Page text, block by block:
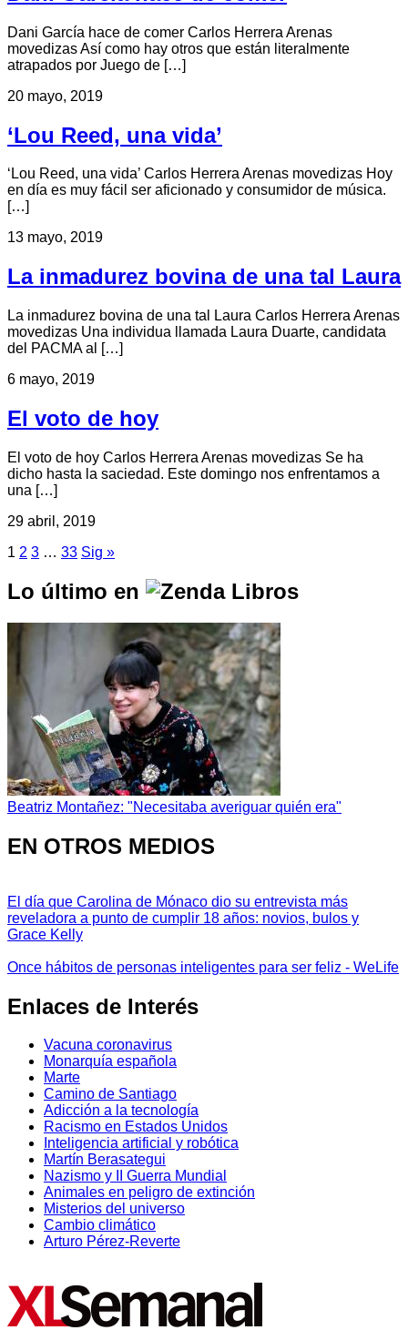
Dani García hace de comer Carlos Herrera Arenas
movedizas Así como hay otros que están literalmente
atrapados por Juego de […]
20 mayo, 2019
‘Lou Reed, una vida’
‘Lou Reed, una vida’ Carlos Herrera Arenas movedizas Hoy
en día es muy fácil ser aficionado y consumidor de música.
[…]
13 mayo, 2019
La inmadurez bovina de una tal Laura
La inmadurez bovina de una tal Laura Carlos Herrera Arenas
movedizas Una individua llamada Laura Duarte, candidata
del PACMA al […]
6 mayo, 2019
El voto de hoy
El voto de hoy Carlos Herrera Arenas movedizas Se ha
dicho hasta la saciedad. Este domingo nos enfrentamos a
una […]
29 abril, 2019
1 2 3 … 33 Sig »
Lo último en
Beatriz Montañez: "Necesitaba averiguar quién era"
EN OTROS MEDIOS
El día que Carolina de Mónaco dio su entrevista más
reveladora a punto de cumplir 18 años: novios, bulos y
Grace Kelly
Once hábitos de personas inteligentes para ser feliz - WeLife
Enlaces de Interés
Vacuna coronavirus
Monarquía española
Marte
Camino de Santiago
Adicción a la tecnología
Racismo en Estados Unidos
Inteligencia artificial y robótica
Martín Berasategui
Nazismo y II Guerra Mundial
Animales en peligro de extinción
Misterios del universo
Cambio climático
Arturo Pérez-Reverte